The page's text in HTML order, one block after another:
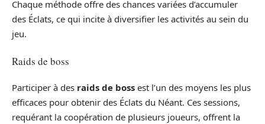
Chaque méthode offre des chances variées d’accumuler
des Éclats, ce qui incite à diversifier les activités au sein du
jeu.
Raids de boss
Participer à des raids de boss est l’un des moyens les plus
efficaces pour obtenir des Éclats du Néant. Ces sessions,
requérant la coopération de plusieurs joueurs, offrent la